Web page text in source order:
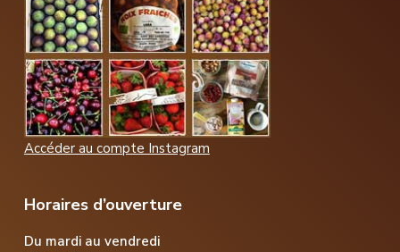
Accéder au compte Instagram
Horaires d’ouverture
Du mardi au vendredi